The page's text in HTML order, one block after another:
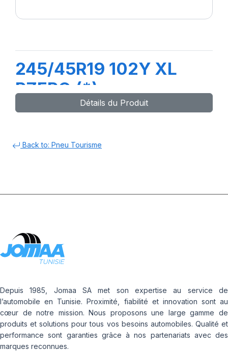
245/45R19 102Y XL
PZERO (*)
Détails du Produit
Back to: Pneu Tourisme
Depuis 1985, Jomaa SA met son expertise au service de
l’automobile en Tunisie. Proximité, fiabilité et innovation sont au
cœur de notre mission. Nous proposons une large gamme de
produits et solutions pour tous vos besoins automobiles. Qualité et
performance sont garanties grâce à nos partenariats avec des
marques reconnues.